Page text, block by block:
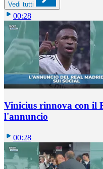
Vedi tutti
00:28
Vinicius rinnova con il
l'annuncio
00:28